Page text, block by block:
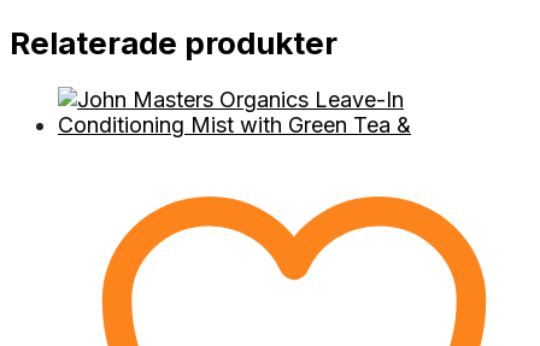
Relaterade produkter